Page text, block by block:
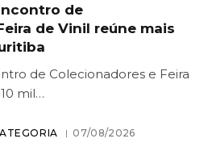
de
de Vinil reúne mais
de Colecionadores e Feira
mil…
07/08/2026